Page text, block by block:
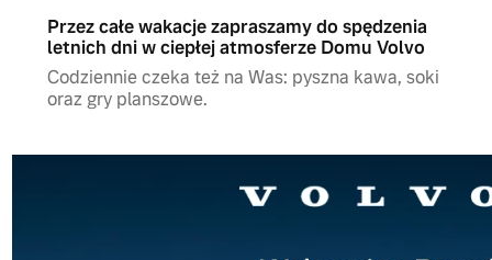
Przez całe wakacje zapraszamy do spędzenia
letnich dni w ciepłej atmosferze Domu Volvo
Codziennie czeka też na Was: pyszna kawa, soki
oraz gry planszowe.